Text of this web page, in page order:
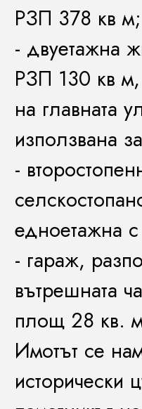
РЗП 378 кв м;
- двуетажна
РЗП 130 кв
на главната
използвана
-
едноетажна
- гараж,
вътрешната
площ 28 кв.
Имотът се
исторически